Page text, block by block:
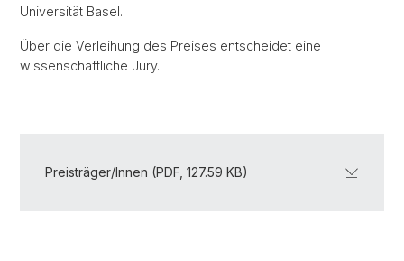
Universität Basel.
Über die Verleihung des Preises entscheidet eine
wissenschaftliche Jury.
Preisträger/Innen (PDF, 127.59 KB)